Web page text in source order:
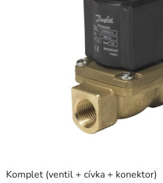
Komplet (ventil + cívka + konektor)